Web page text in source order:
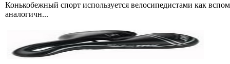
Конькобежный спорт используется велосипедистами как
аналогичн...